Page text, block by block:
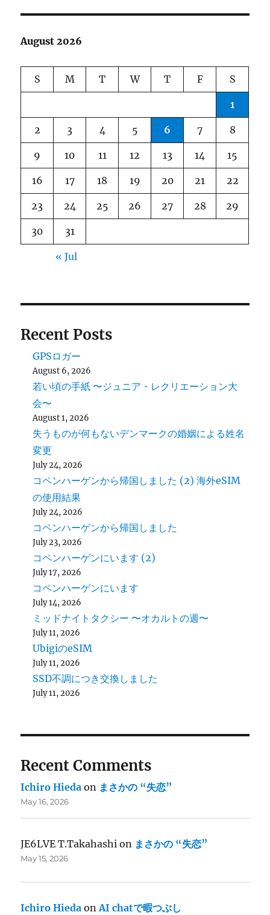
August 2026
S M T W T F S
1
2 3 4 5 6 7 8
9 10 11 12 13 14 15
16 17 18 19 20 21 22
23 24 25 26 27 28 29
30 31
« Jul
Recent Posts
GPSロガー
August 6, 2026
若い頃の手紙 〜ジュニア・レクリエーション大
会〜
August 1, 2026
失うものが何もないデンマークの婚姻による姓名
変更
July 24, 2026
コペンハーゲンから帰国しました (2) 海外eSIM
の使用結果
July 24, 2026
コペンハーゲンから帰国しました
July 23, 2026
コペンハーゲンにいます (2)
July 17, 2026
コペンハーゲンにいます
July 14, 2026
ミッドナイトタクシー 〜オカルトの週〜
July 11, 2026
UbigiのeSIM
July 11, 2026
SSD不調につき交換しました
July 11, 2026
Recent Comments
Ichiro Hieda on まさかの “失恋”
May 16, 2026
JE6LVE T.Takahashi on まさかの “失恋”
May 15, 2026
Ichiro Hieda onAI chatで暇つぶし